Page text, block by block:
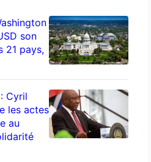
son
21 pays,
Cyril
les actes
au